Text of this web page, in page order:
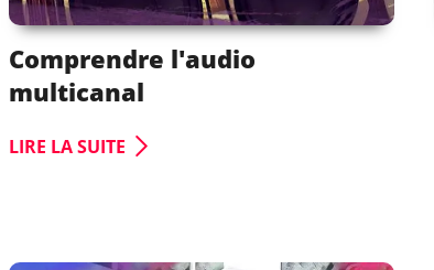
Comprendre l'audio
multicanal
LIRE LA SUITE